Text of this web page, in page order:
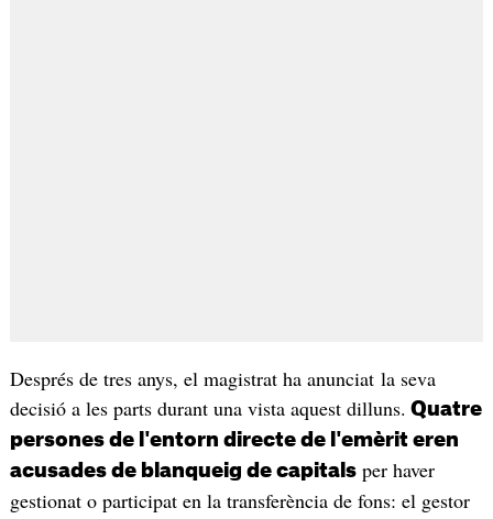
Després de tres anys, el magistrat ha anunciat la seva
decisió a les parts durant una vista aquest dilluns. Quatre
persones de l'entorn directe de l'emèrit eren
acusades de blanqueig de capitalsper haver
gestionat o participat en la transferència de fons: el gestor